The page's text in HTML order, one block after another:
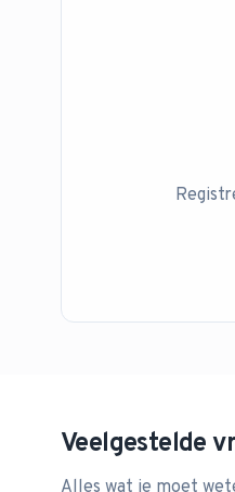
Veelgestelde
Alles wat je moet